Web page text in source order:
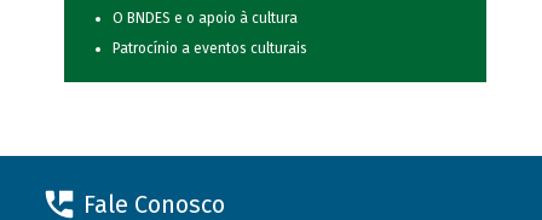
O BNDES e o apoio à cultura
Patrocínio a eventos culturais
Fale Conosco